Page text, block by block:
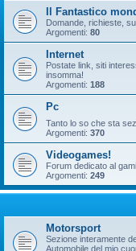
Il Fantastico
Domande, richieste,
Argomenti: 80
Internet
Postate link, siti
insomma!
Argomenti: 188
Pc
Tanto lo so che sta
Argomenti: 370
Videogames!
Forum dedicato al
Argomenti: 249
Motorsport
Sezione interamente
Automobile del mio